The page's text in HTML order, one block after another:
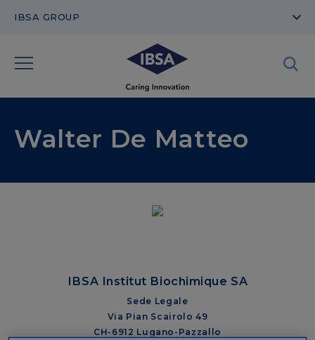
IBSA GROUP
Walter De Matteo
IBSA Institut Biochimique SA
Sede Legale
Via Pian Scairolo 49
CH-6912 Lugano-Pazzallo